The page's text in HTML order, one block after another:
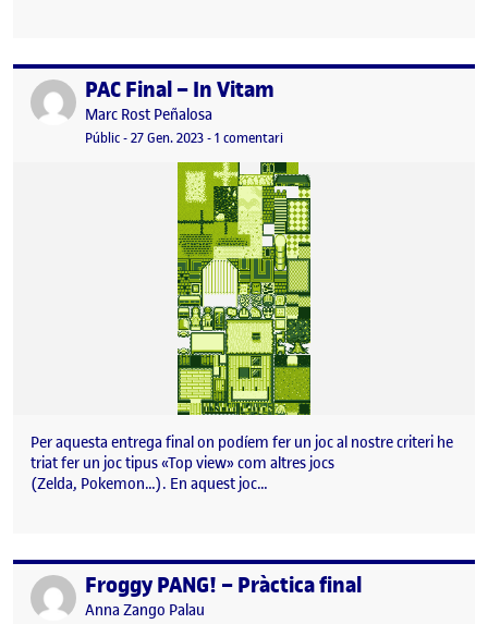
Publicat perPAC Final – In Vitam
Publicat per
Marc Rost Peñalosa
Visibilitat:
Públic-Data de publicació
27 Gen. 202327 gener, 2023 9:45 pm
-1 comentaria PAC Final – In Vitam
Per aquesta entrega final on podíem fer un joc al nostre criteri he
triat fer un joc tipus «Top view» com altres jocs
(Zelda, Pokemon…). En aquest joc…
Publicat perFroggy PANG! – Pràctica final
Publicat per
Anna Zango Palau